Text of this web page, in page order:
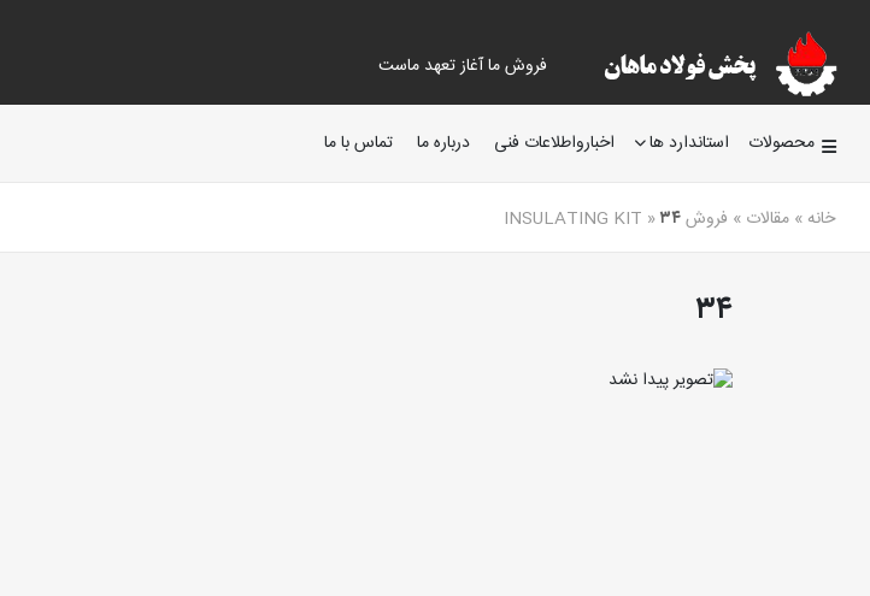
فروش ما آغاز تعهد ماست
محصولات استاندارد ها اخبارواطلاعات فنی درباره ما تماس با ما
خانه » مقالات » فروش INSULATING KIT » ۳۴
۳۴